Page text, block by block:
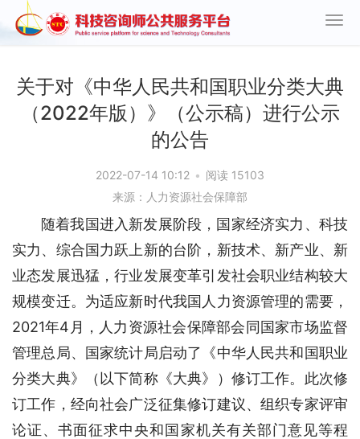
关于对《中华人民共和国职业分类大典
（2022年版）》（公示稿）进行公示
的公告
2022-07-14 10:12 • 阅读 15103
来源：人力资源社会保障部
随着我国进入新发展阶段，国家经济实力、科技
实力、综合国力跃上新的台阶，新技术、新产业、新
业态发展迅猛，行业发展变革引发社会职业结构较大
规模变迁。为适应新时代我国人力资源管理的需要，
2021年4月，人力资源社会保障部会同国家市场监督
管理总局、国家统计局启动了《中华人民共和国职业
分类大典》（以下简称《大典》）修订工作。此次修
订工作，经向社会广泛征集修订建议、组织专家评审
论证、书面征求中央和国家机关有关部门意见等程